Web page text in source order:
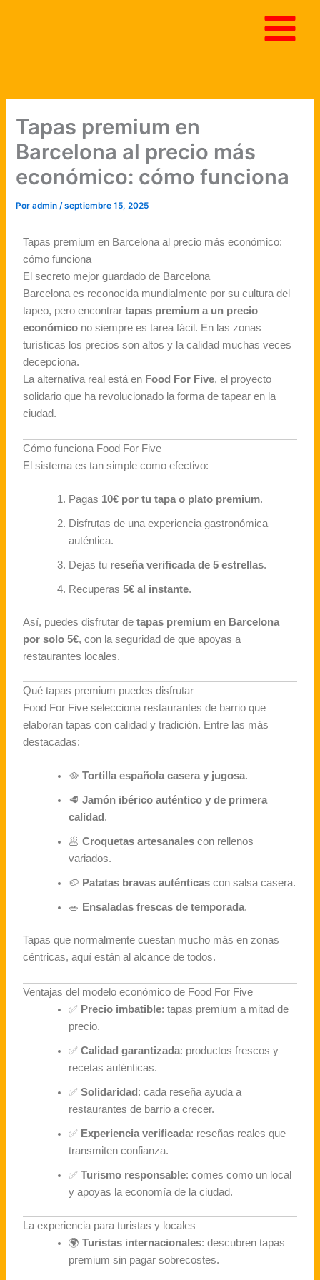
Tapas premium en
Barcelona al precio más
económico: cómo funciona
Poradmin/septiembre 15, 2025
Tapas premium en Barcelona al precio más económico:
cómo funciona
El secreto mejor guardado de Barcelona
Barcelona es reconocida mundialmente por su cultura del
tapeo, pero encontrartapas premium a un precio
económico no siempre es tarea fácil. En las zonas
turísticas los precios son altos y la calidad muchas veces
decepciona.
La alternativa real está en Food For Five, el proyecto
solidario que ha revolucionado la forma de tapear en la
ciudad.
Cómo funciona Food For Five
El sistema es tan simple como efectivo:
Pagas 10€ por tu tapa o plato premium.
Disfrutas de una experiencia gastronómica
auténtica.
Dejas tu reseña verificada de 5 estrellas.
Recuperas5€ al instante.
Así, puedes disfrutar detapas premium en Barcelona
por solo 5€, con la seguridad de que apoyas a
restaurantes locales.
Qué tapas premium puedes disfrutar
Food For Five selecciona restaurantes de barrio que
elaboran tapas con calidad y tradición. Entre las más
destacadas:
🥘Tortilla española casera y jugosa.
🥩Jamón ibérico auténtico y de primera
calidad .
🥟Croquetas artesanales con rellenos
variados.
🥔 Patatas bravas auténticas con salsa casera.
🥗 Ensaladas frescas de temporada.
Tapas que normalmente cuestan mucho más en zonas
céntricas, aquí están al alcance de todos.
Ventajas del modelo económico de Food For Five
✅ Precio imbatible: tapas premium a mitad de
precio.
✅Calidad garantizada: productos frescos y
recetas auténticas.
✅Solidaridad : cada reseña ayuda a
restaurantes de barrio a crecer.
✅ Experiencia verificada: reseñas reales que
transmiten confianza.
✅Turismo responsable: comes como un local
y apoyas la economía de la ciudad.
La experiencia para turistas y locales
🌍Turistas internacionales: descubren tapas
premium sin pagar sobrecostes.